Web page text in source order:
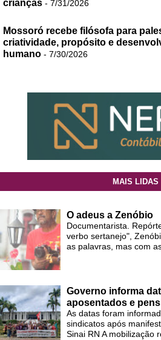
crianças - 7/31/2026
Mossoró recebe filósofa para
criatividade, propósito e
humano - 7/30/2026
MAIS LIDAS
O adeus a Zenóbio
Documentarista.
verbo sertanejo",
as palavras, mas com
Governo informa
aposentados e
As datas foram
sindicatos após
Sinai RN A mobilização